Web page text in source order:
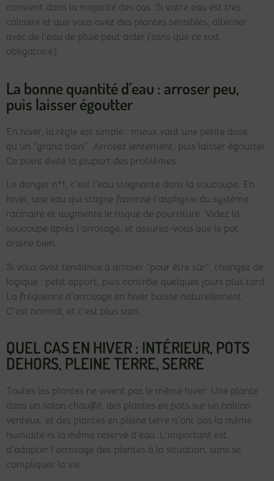
convient dans la majorité des cas. Si votre eau est très
calcaire et que vous avez des plantes sensibles, alterner
avec de l’eau de pluie peut aider (sans que ce soit
obligatoire).
La bonne quantité d’eau : arroser peu,
puis laisser égoutter
En hiver, la règle est simple : mieux vaut une petite dose
qu’un “grand bain”. Arrosez lentement, puis laisser égoutter.
Ce point évite la plupart des problèmes.
Le danger n°1, c’est l’eau stagnante dans la soucoupe. En
hiver, une eau qui stagne favorise l’asphyxie du système
racinaire et augmente le risque de pourriture. Videz la
soucoupe après l’arrosage, et assurez-vous que le pot
draine bien.
Si vous avez tendance à arroser “pour être sûr”, changez de
logique : petit apport, puis contrôle quelques jours plus tard.
La fréquence d’arrosage en hiver baisse naturellement.
C’est normal, et c’est plus sain.
QUEL CAS EN HIVER : INTÉRIEUR, POTS
DEHORS, PLEINE TERRE, SERRE
Toutes les plantes ne vivent pas le même hiver. Une plante
dans un salon chauffé, des plantes en pots sur un balcon
venteux, et des plantes en pleine terre n’ont pas la même
humidité ni la même réserve d’eau. L’important est
d’adapter l’arrosage des plantes à la situation, sans se
compliquer la vie.